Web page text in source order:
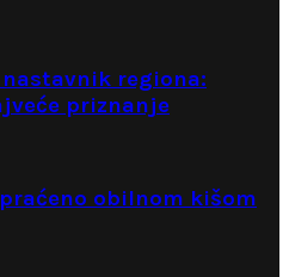
regiona:
priznanje
obilnom kišom